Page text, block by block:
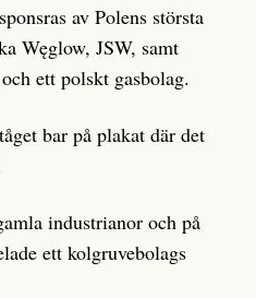
av Polens största
Węglow, JSW, samt
ett polskt gasbolag.
bar på plakat där det
industrianor och på
ett kolgruvebolags